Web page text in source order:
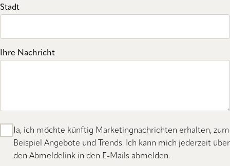
Stadt
Ihre Nachricht
Ja, ich möchte künftig Marketingnachrichten erhalten, zum
Beispiel Angebote und Trends. Ich kann mich jederzeit über
den Abmeldelink in den E-Mails abmelden.